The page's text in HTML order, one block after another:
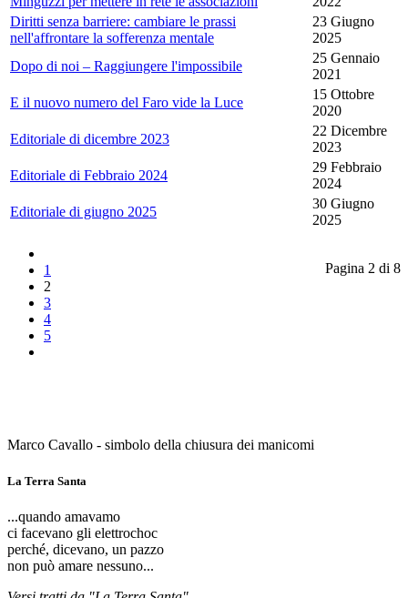
Diritti senza barriere: cambiare le prassi
nell'affrontare la sofferenza mentale
23 Giugno
2025
Dopo di noi – Raggiungere l'impossibile
25 Gennaio
2021
E il nuovo numero del Faro vide la Luce
15 Ottobre
2020
Editoriale di dicembre 2023
22 Dicembre
2023
Editoriale di Febbraio 2024
29 Febbraio
2024
Editoriale di giugno 2025
30 Giugno
2025
Pagina 2 di 8
1
2
3
4
5
Marco Cavallo - simbolo della chiusura dei manicomi
La Terra Santa
...quando amavamo
ci facevano gli elettrochoc
perché, dicevano, un pazzo
non può amare nessuno...